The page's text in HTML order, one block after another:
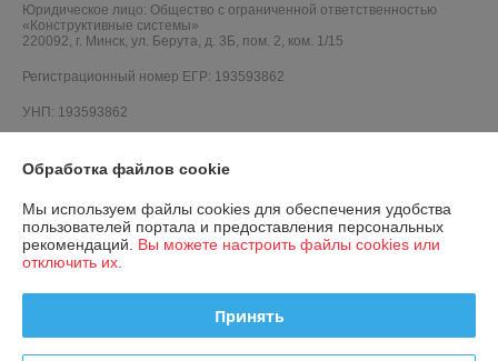
Юридическое лицо: Общество с ограниченной ответственностью
«Конструктивные системы»
220092, г. Минск, ул. Берута, д. 3Б, пом. 2, ком. 1/15
Регистрационный номер ЕГР: 193593862
УНП: 193593862
Дата регистрации компании: 06.10.2021
Ссылка на свидетельство/лицензию
Ссылка на свидетельство/лицензию
Ссылка на свидетельство/лицензию
Обработка файлов cookie
Мы используем файлы cookies для обеспечения удобства
пользователей портала и предоставления персональных
рекомендаций. Вы можете настроить файлы cookies или
отключить их.
Принять